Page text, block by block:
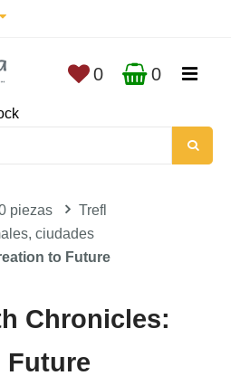
0 0
piezas
Trefl
ciudades
to Future
Chronicles:
Future